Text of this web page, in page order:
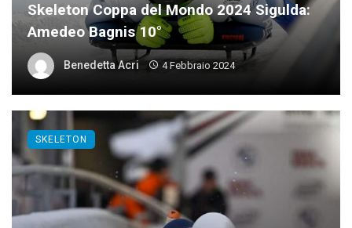
Skeleton Coppa del Mondo 2024 Sigulda:
Amedeo Bagnis 10°
Benedetta Acri 4 Febbraio 2024
SKELETON